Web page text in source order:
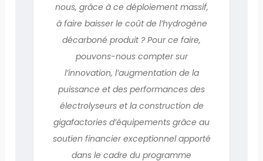
nous, grâce à ce déploiement massif,
à faire baisser le coût de l’hydrogène
décarboné produit ? Pour ce faire,
pouvons-nous compter sur
l’innovation, l’augmentation de la
puissance et des performances des
électrolyseurs et la construction de
gigafactories d’équipements grâce au
soutien financier exceptionnel apporté
dans le cadre du programme